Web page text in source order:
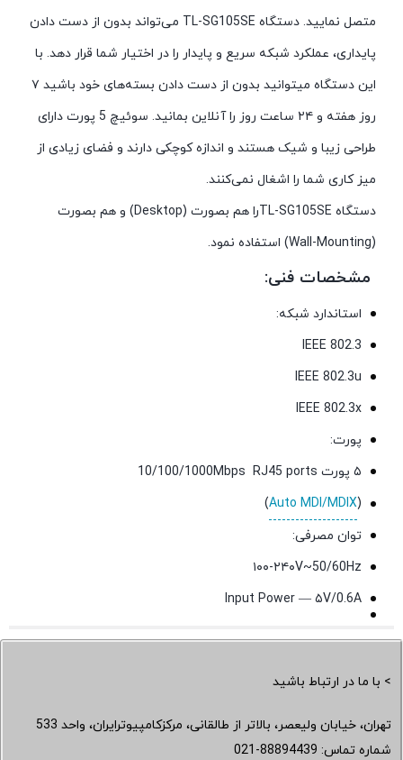
متصل نمایید. دستگاه TL-SG105SE می‌تواند بدون از دست دادن
پایداری، عملکرد شبکه سریع و پایدار را در اختیار شما قرار دهد. با
این دستگاه میتوانید بدون از دست دادن بسته‌های خود باشید ۷
روز هفته و ۲۴ ساعت روز را آنلاین بمانید. سوئیچ 5 پورت دارای
طراحی زیبا و شیک هستند و اندازه کوچکی دارند و فضای زیادی از
میز کاری شما را اشغال نمی‌کنند.
دستگاه TL-SG105SEرا هم بصورت (Desktop) و هم بصورت
(Wall-Mounting) استفاده نمود.
مشخصات فنی:
استاندارد شبکه:
IEEE 802.3
IEEE 802.3u
IEEE 802.3x
پورت:
۵ پورت 10/100/1000Mbps RJ45 ports
(
Auto MDI/MDIX
)
توان مصرفی:
۱۰۰-۲۴۰V~50/60Hz
Input Power — ۵V/0.6A
> با ما در ارتباط باشید
تهران، خیابان ولیعصر، بالاتر از طالقانی، مرکزکامپیوترایران، واحد 533
شماره تماس: 021-88894439